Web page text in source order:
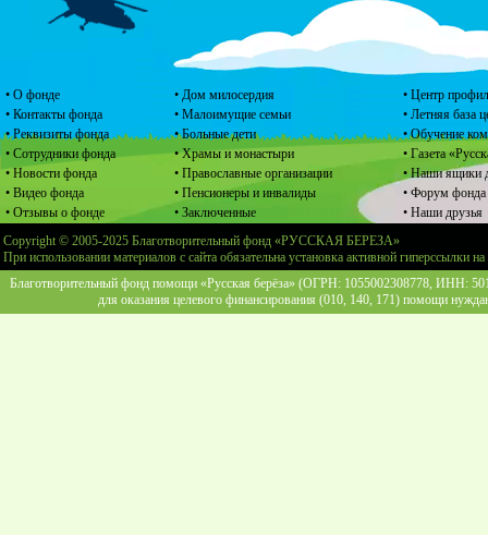
• О фонде
• Контакты фонда
• Реквизиты фонда
• Сотрудники фонда
• Новости фонда
• Видео фонда
• Отзывы о фонде
• Дом милосердия
• Малоимущие семьи
• Больные дети
• Храмы и монастыри
• Православные организации
• Пенсионеры и инвалиды
• Заключенные
• Центр
• Летняя база
• Обучение
• Газета
• Наши ящики
• Форум фонда
• Наши друзья
Copyright © 2005-2025 Благотворительный фонд «РУССКАЯ БЕРЕЗА»
При использовании материалов с сайта обязательна установка активной гиперссылки
Благотворительный фонд помощи «Русская берёза» (ОГРН: 1055002308778, ИНН:
для оказания целевого финансирования (010, 140, 171) помощи